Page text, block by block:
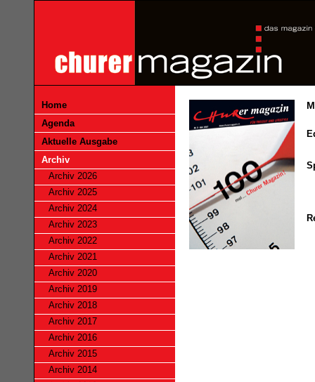
Home
Agenda
Aktuelle Ausgabe
Archiv
Archiv 2026
Archiv 2025
Archiv 2024
Archiv 2023
Archiv 2022
Archiv 2021
Archiv 2020
Archiv 2019
Archiv 2018
Archiv 2017
Archiv 2016
Archiv 2015
Archiv 2014